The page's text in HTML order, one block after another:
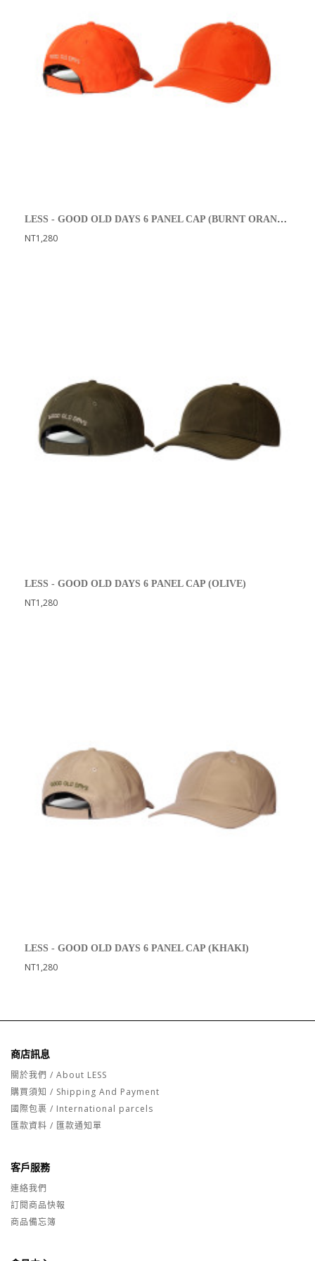
LESS - GOOD OLD DAYS 6 PANEL CAP (BURNT ORANGE)
NT1,280
LESS - GOOD OLD DAYS 6 PANEL CAP (OLIVE)
NT1,280
LESS - GOOD OLD DAYS 6 PANEL CAP (KHAKI)
NT1,280
商店訊息
關於我們 / About LESS
購買須知 / Shipping And Payment
國際包裹 / International parcels
匯款資料 / 匯款通知單
客戶服務
連絡我們
訂閱商品快報
商品備忘簿